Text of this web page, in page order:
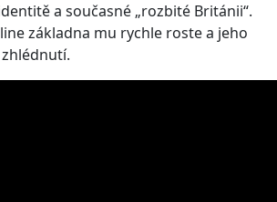
a současné „rozbité Británii“.
základna mu rychle roste a jeho